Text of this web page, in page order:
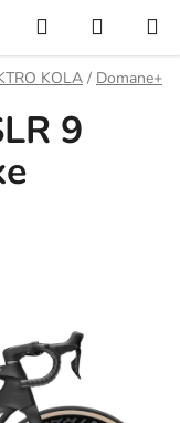
Hledat
KOŠÍK
KOLA / Domane+
9